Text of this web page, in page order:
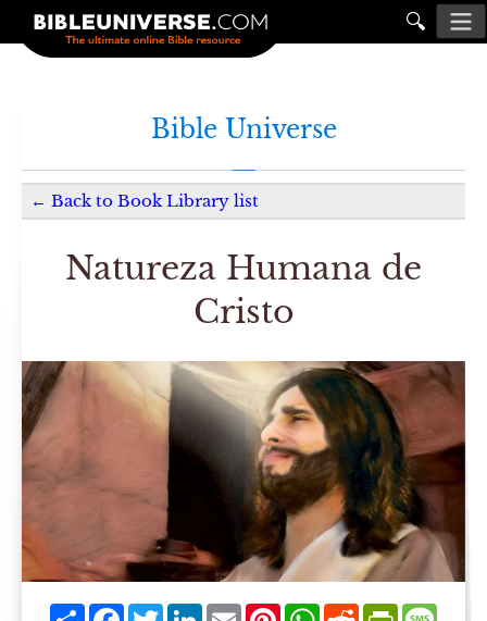
🔍
Bible Universe
← Back to Book Library list
Natureza Humana de
Cristo
ShareFacebookTwitterLinkedIn
EmailPinterestWhatsApp
Reddit